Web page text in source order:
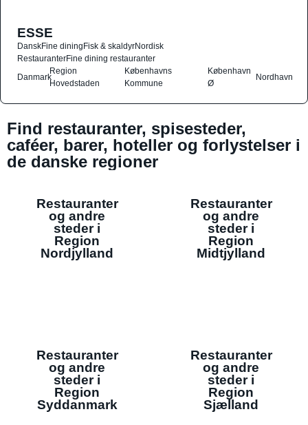
ESSE
DanskFine diningFisk & skaldyrNordisk
RestauranterFine dining restauranter
Danmark
Region
Hovedstaden
Københavns
Kommune
København
Ø
Nordhavn
Find restauranter, spisesteder,
caféer, barer, hoteller og forlystelser i
de danske regioner
Restauranter
og andre
steder i
Region
Nordjylland
Restauranter
og andre
steder i
Region
Midtjylland
Restauranter
og andre
steder i
Region
Syddanmark
Restauranter
og andre
steder i
Region
Sjælland